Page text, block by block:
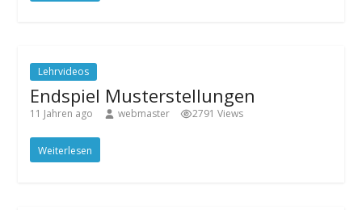
Lehrvideos
Endspiel Musterstellungen
11 Jahren ago webmaster 2791 Views
Weiterlesen